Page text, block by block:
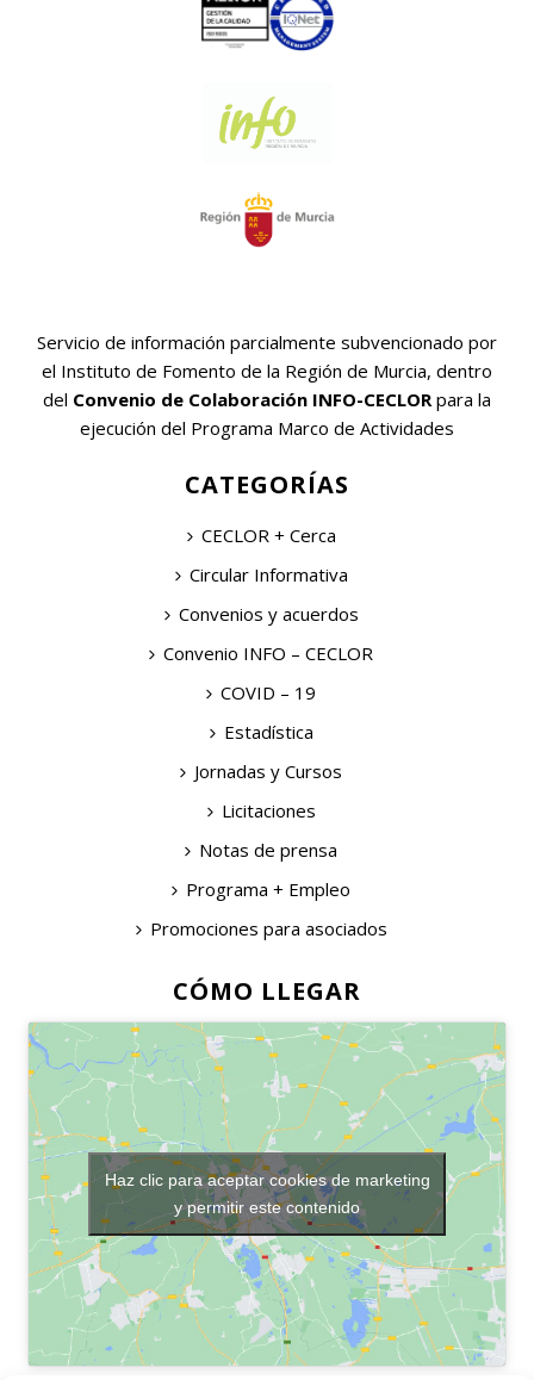
Servicio de información parcialmente subvencionado por
el Instituto de Fomento de la Región de Murcia, dentro
del Convenio de Colaboración INFO-CECLOR para la
ejecución del Programa Marco de Actividades
CATEGORÍAS
CECLOR + Cerca
Circular Informativa
Convenios y acuerdos
Convenio INFO – CECLOR
COVID – 19
Estadística
Jornadas y Cursos
Licitaciones
Notas de prensa
Programa + Empleo
Promociones para asociados
CÓMO LLEGAR
Haz clic para aceptar cookies de marketing
y permitir este contenido